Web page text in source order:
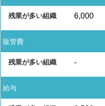
6,000
販管費
-
給与